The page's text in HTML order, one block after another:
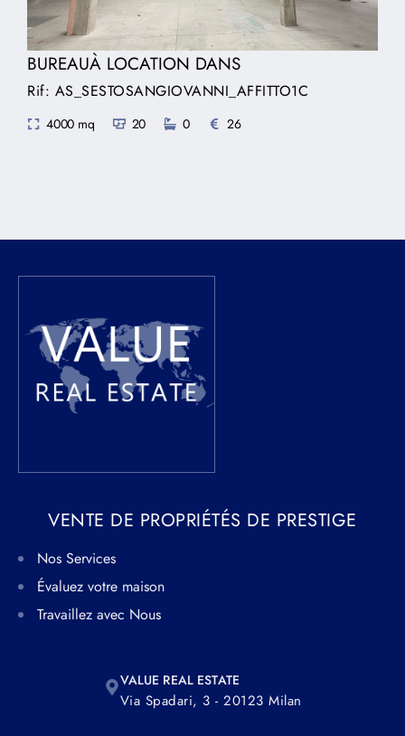
BUREAUÀ LOCATION DANS
Rif: AS_SESTOSANGIOVANNI_AFFITTO1C
4000 mq 20 0 26
VENTE DE PROPRIÉTÉS DE PRESTIGE
Nos Services
Évaluez votre maison
Travaillez avec Nous
VALUE REAL ESTATE
Via Spadari, 3 - 20123 Milan